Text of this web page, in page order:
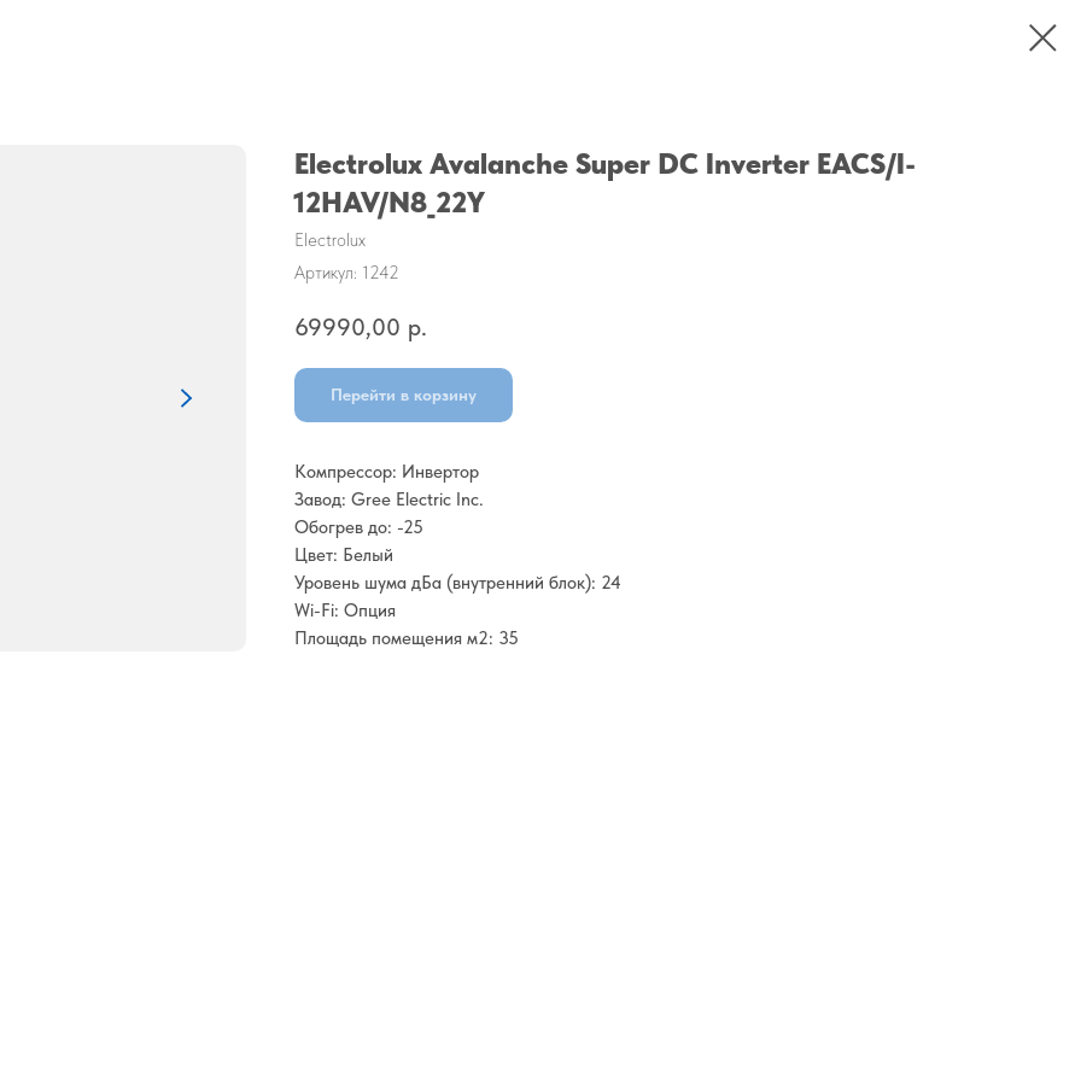
Electrolux Avalanche Super DC Inverter EACS/I-
12HAV/N8_22Y
Electrolux
Артикул: 1242
69990,00 р.
Перейти в корзину
Компрессор: Инвертор
Завод: Gree Electric Inc.
Обогрев до: -25
Цвет: Белый
Уровень шума дБа (внутренний блок): 24
Wi-Fi: Опция
Площадь помещения м2: 35